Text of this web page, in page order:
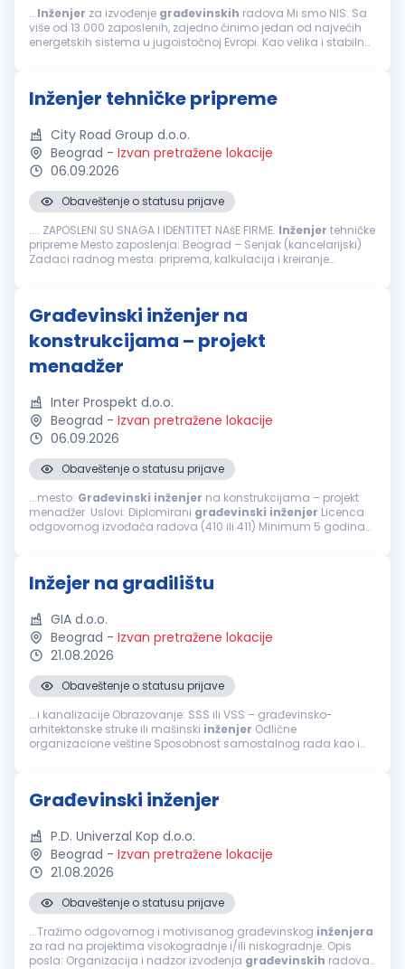
...Inženjer za izvođenje građevinskih radova Mi smo NIS. Sa
više od 13.000 zaposlenih, zajedno činimo jedan od najvećih
energetskih sistema u jugoistočnoj Evropi. Kao velika i stabilna
Inženjer tehničke pripreme
City Road Group d.o.o.
Beograd - Izvan pretražene lokacije
06.09.2026
Obaveštenje o statusu prijave
.... ZAPOSLENI SU SNAGA I IDENTITET NAšE FIRME. Inženjer tehničke
pripreme Mesto zaposlenja: Beograd – Senjak (kancelarijski)
Zadaci radnog mesta: priprema, kalkulacija i kreiranje
Građevinski inženjer na
konstrukcijama – projekt
menadžer
Inter Prospekt d.o.o.
Beograd - Izvan pretražene lokacije
06.09.2026
Obaveštenje o statusu prijave
...mesto: Građevinski inženjer na konstrukcijama – projekt
menadžer Uslovi: Diplomirani građevinski inženjer Licenca
odgovornog izvođača radova (410 ili 411) Minimum 5 godina
Inžejer na gradilištu
GIA d.o.o.
Beograd - Izvan pretražene lokacije
21.08.2026
Obaveštenje o statusu prijave
...i kanalizacije Obrazovanje: SSS ili VSS – građevinsko-
arhitektonske struke ili mašinski inženjer Odlične
organizacione veštine Sposobnost samostalnog rada kao i
Građevinski inženjer
P.D. Univerzal Kop d.o.o.
Beograd - Izvan pretražene lokacije
21.08.2026
Obaveštenje o statusu prijave
...Tražimo odgovornog i motivisanog građevinskog inženjera
za rad na projektima visokogradnje i/ili niskogradnje. Opis
posla: Organizacija i nadzor izvođenja građevinskih radova.